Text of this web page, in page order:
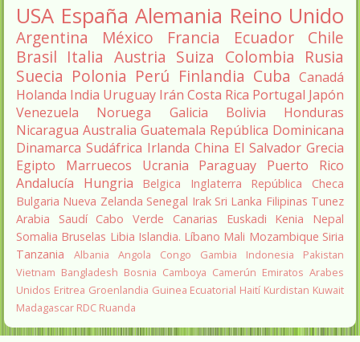
USA España Alemania Reino Unido
Argentina México Francia Ecuador
Chile
Brasil Italia Austria Suiza Colombia Rusia
Suecia Polonia Perú Finlandia Cuba Canadá
Holanda India Uruguay Irán Costa Rica Portugal Japón
Venezuela
Noruega Galicia Bolivia
Honduras
Nicaragua Australia Guatemala República Dominicana
Dinamarca Sudáfrica Irlanda China El Salvador Grecia
Egipto
Marruecos Ucrania Paraguay
Puerto Rico
Andalucía
Hungria Belgica Inglaterra
República Checa
Bulgaria Nueva Zelanda Senegal Irak Sri Lanka Filipinas Tunez
Arabia Saudí Cabo Verde Canarias Euskadi Kenia
Nepal
Somalia Bruselas Libia Islandia. Líbano Mali Mozambique Siria
Tanzania
Albania Angola Congo Gambia Indonesia
Pakistan
Vietnam Bangladesh Bosnia Camboya Camerún Emiratos Arabes
Unidos Eritrea Groenlandia Guinea Ecuatorial Haití Kurdistan Kuwait
Madagascar RDC Ruanda